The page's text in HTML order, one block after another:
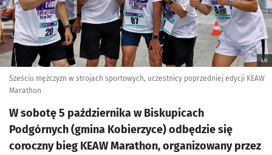
LG
Sześciu mężczyzn w strojach sportowych, uczestnicy poprzedniej edycji KEAW
Marathon
W sobotę 5 października w Biskupicach
Podgórnych (gmina Kobierzyce) odbędzie się
coroczny bieg KEAW Marathon, organizowany przez